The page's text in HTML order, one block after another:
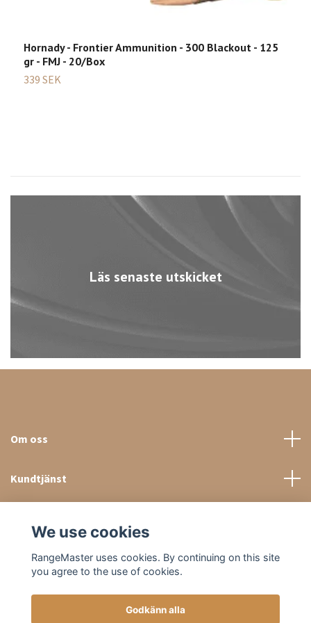
Läs senaste utskicket
Hornady - Frontier Ammunition - 300 Blackout - 125
gr - FMJ - 20/Box
339 SEK
Om oss
Kundtjänst
We use cookies
RangeMaster uses cookies. By continuing on this site
you agree to the use of cookies.
Godkänn alla